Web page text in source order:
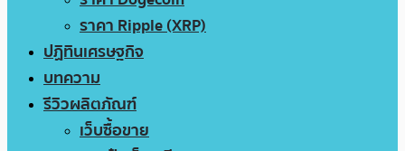
ราคา Ripple (XRP)
ปฏิทินเศรษฐกิจ
บทความ
รีวิวผลิตภัณฑ์
เว็บซื้อขาย